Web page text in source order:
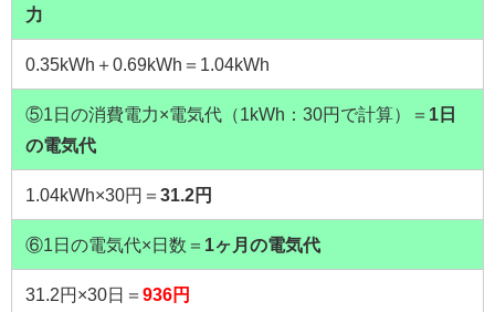
力
0.35kWh＋0.69kWh＝1.04kWh
⑤1日の消費電力×電気代（1kWh：30円で計算）＝ 1日
の電気代
1.04kWh×30円＝ 31.2円
⑥1日の電気代×日数＝ 1ヶ月の電気代
31.2円×30日＝ 936円